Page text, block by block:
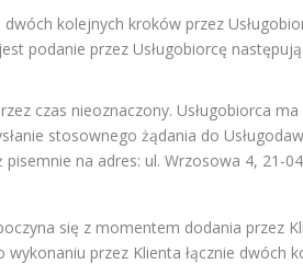
kolejnych kroków przez
podanie przez Usługobiorcę
czas nieoznaczony. Usługobiorca
stosownego żądania do
pisemnie na adres: ul. Wrzosowa 4, 21-
się z momentem dodania przez
przez Klienta łącznie dwóch